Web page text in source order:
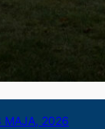
MAJA, 2026